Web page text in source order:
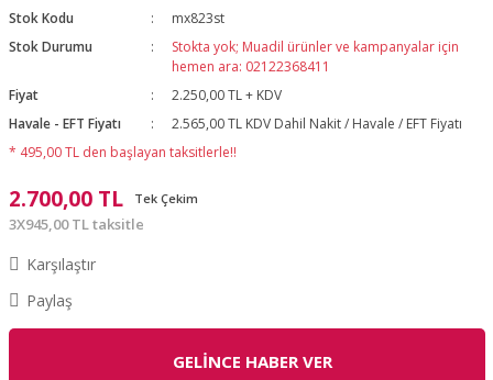
Stok Kodu
mx823st
Stok Durumu
Stokta yok; Muadil ürünler ve kampanyalar için
hemen ara: 02122368411
Fiyat
2.250,00 TL + KDV
Havale - EFT Fiyatı
2.565,00 TL KDV Dahil Nakit / Havale / EFT Fiyatı
* 495,00 TL den başlayan taksitlerle!!
2.700,00 TL Tek Çekim
3X945,00 TL taksitle
Karşılaştır
Paylaş
GELİNCE HABER VER